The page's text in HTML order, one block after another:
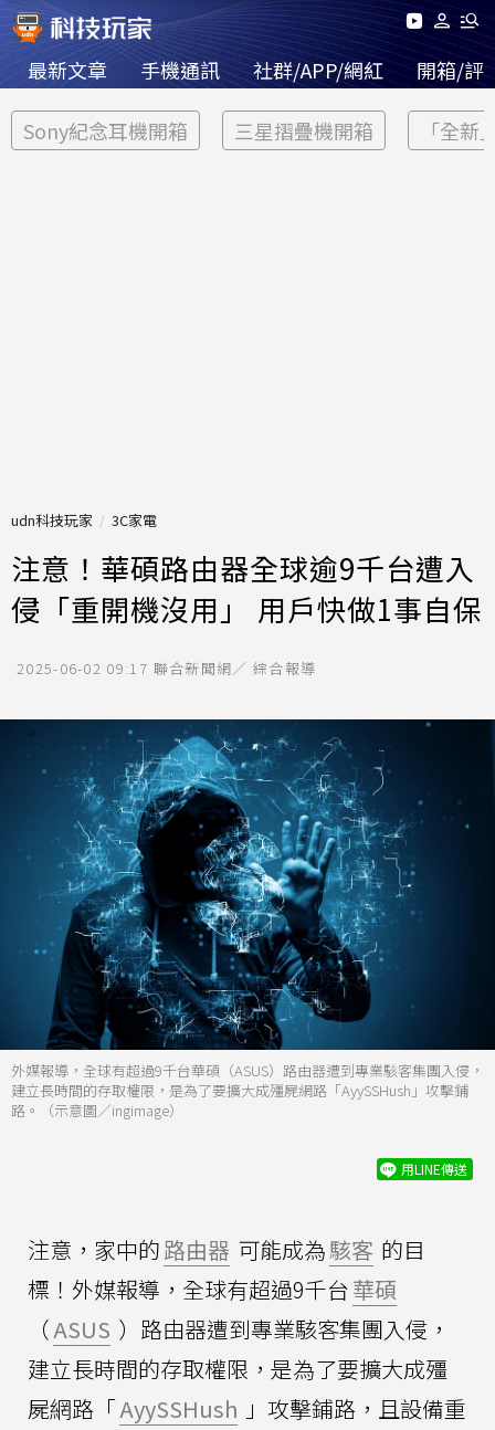
最新文章 手機通訊 社群/APP/網紅 開箱/評
Sony紀念耳機開箱 三星摺疊機開箱 「全新
udn科技玩家 3C家電
注意！華碩路由器全球逾9千台遭入
侵「重開機沒用」 用戶快做1事自保
2025-06-02 09:17 聯合新聞網／ 綜合報導
外媒報導，全球有超過9千台華碩（ASUS）路由器遭到專業駭客集團入侵，
建立長時間的存取權限，是為了要擴大成殭屍網路「AyySSHush」攻擊鋪
路。（示意圖／ingimage）
用LINE傳送
注意，家中的路由器 可能成為駭客 的目
標！外媒報導，全球有超過9千台華碩
（ASUS ）路由器遭到專業駭客集團入侵，
建立長時間的存取權限，是為了要擴大成殭
屍網路「AyySSHush 」攻擊鋪路，且設備重